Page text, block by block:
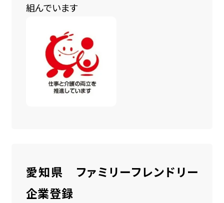
組んでいます
愛知県 ファミリーフレンドリー
企業登録